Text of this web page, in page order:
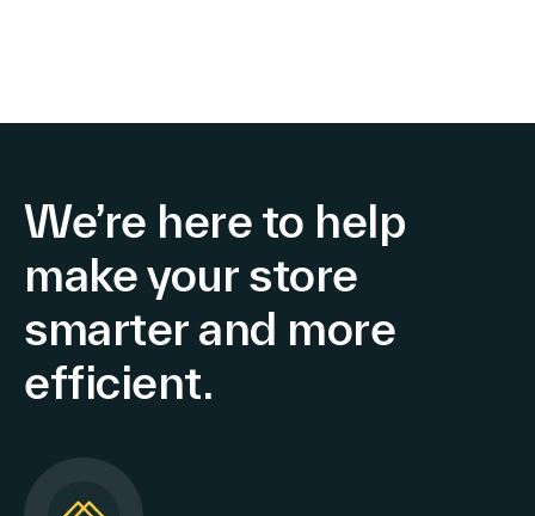
We’re here to help
make your store
smarter and more
efficient.